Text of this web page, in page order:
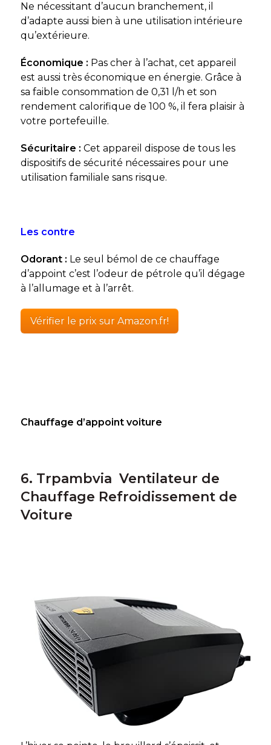
Ne nécessitant d’aucun branchement, il
d’adapte aussi bien à une utilisation intérieure
qu’extérieure.
Économique : Pas cher à l’achat, cet appareil
est aussi très économique en énergie. Grâce à
sa faible consommation de 0,31 l/h et son
rendement calorifique de 100 %, il fera plaisir à
votre portefeuille.
Sécuritaire : Cet appareil dispose de tous les
dispositifs de sécurité nécessaires pour une
utilisation familiale sans risque.
Les contre
Odorant : Le seul bémol de ce chauffage
d’appoint c’est l’odeur de pétrole qu’il dégage
à l’allumage et à l’arrêt.
Vérifier le prix sur Amazon.fr!
Chauffage d’appoint voiture
6. Trpambvia ‎ Ventilateur de
Chauffage Refroidissement de
Voiture